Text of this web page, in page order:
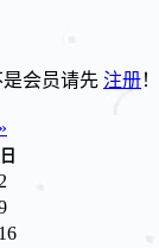
会员请先 注册！
»
日
2
16